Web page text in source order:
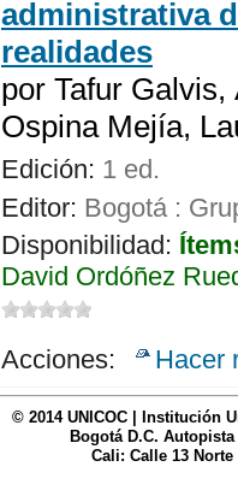
administrativa
realidades
por Tafur
Ospina Mejía,
Edición: 1 ed.
Editor: Bogotá :
Disponibilidad:
David Ordóñez
Acciones: Hacer
© 2014 UNICOC | Institución
Bogotá D.C. Autopista
Cali: Calle 13 Norte